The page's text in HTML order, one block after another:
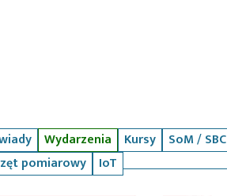
Wydarzenia Kursy SoM / SBC
pomiarowy
IoT